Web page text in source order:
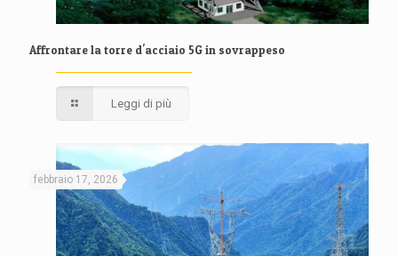
Affrontare la torre d'acciaio 5G in sovrappeso
Leggi di più
febbraio 17, 2026